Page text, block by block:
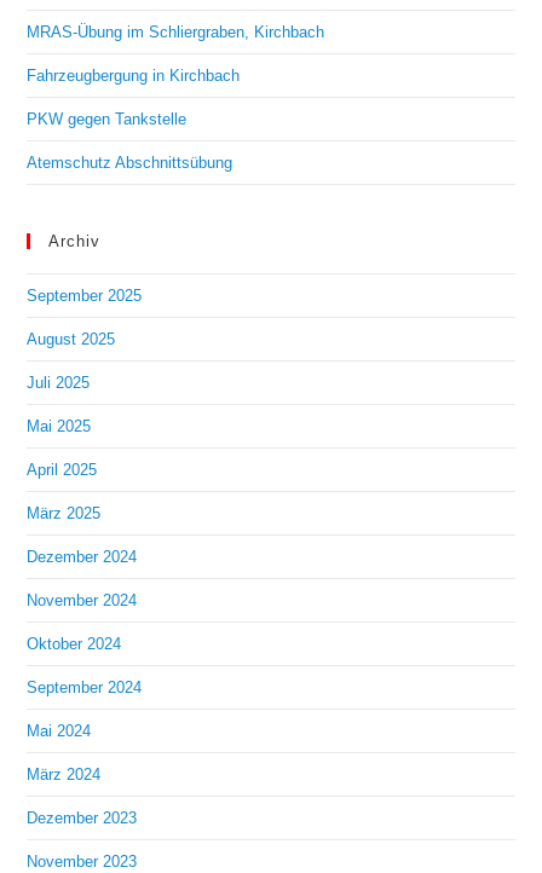
MRAS-Übung im Schliergraben, Kirchbach
Fahrzeugbergung in Kirchbach
PKW gegen Tankstelle
Atemschutz Abschnittsübung
Archiv
September 2025
August 2025
Juli 2025
Mai 2025
April 2025
März 2025
Dezember 2024
November 2024
Oktober 2024
September 2024
Mai 2024
März 2024
Dezember 2023
November 2023